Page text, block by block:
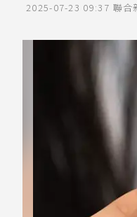
2025-07-23 09:37 聯合